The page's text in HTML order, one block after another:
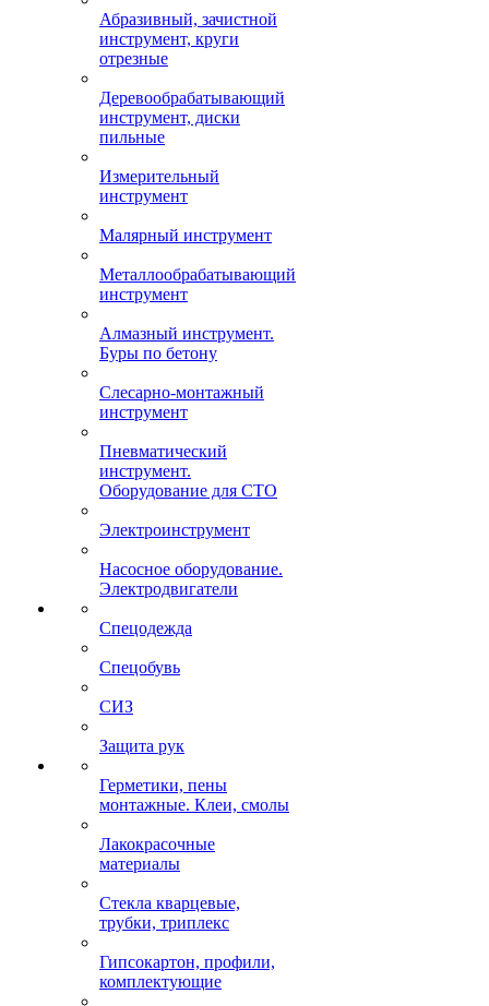
Абразивный, зачистной
инструмент, круги
отрезные
Деревообрабатывающий
инструмент, диски
пильные
Измерительный
инструмент
Малярный инструмент
Металлообрабатывающий
инструмент
Алмазный инструмент.
Буры по бетону
Слесарно-монтажный
инструмент
Пневматический
инструмент.
Оборудование для СТО
Электроинструмент
Насосное оборудование.
Электродвигатели
Спецодежда
Спецобувь
СИЗ
Защита рук
Герметики, пены
монтажные. Клеи, смолы
Лакокрасочные
материалы
Стекла кварцевые,
трубки, триплекс
Гипсокартон, профили,
комплектующие